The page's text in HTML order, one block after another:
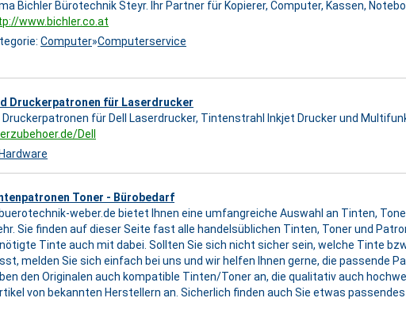
Bichler Bürotechnik Steyr. Ihr Partner für Kopierer, Computer, Kassen,
www.bichler.co.at
Computer»Computerservice
Druckerpatronen für Laserdrucker
Druckerpatronen für Dell Laserdrucker, Tintenstrahl Inkjet Drucker und
Dell
Hardware
Toner - Bürobedarf
weber.de bietet Ihnen eine umfangreiche Auswahl an Tinten,
Sie finden auf dieser Seite fast alle handelsüblichen Tinten, Toner und
Tinte auch mit dabei. Sollten Sie sich nicht sicher sein, welche Tinte
melden Sie sich einfach bei uns und wir helfen Ihnen gerne, die passende
den Originalen auch kompatible Tinten/Toner an, die qualitativ auch
von bekannten Herstellern an. Sicherlich finden auch Sie etwas passendes